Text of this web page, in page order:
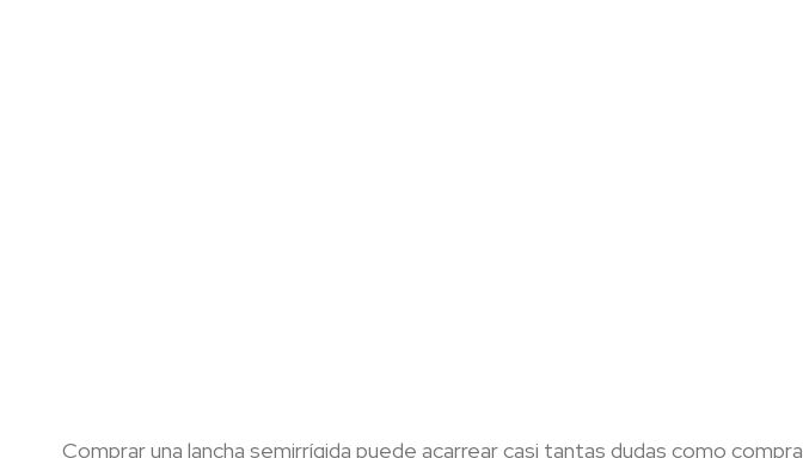
Comprar una lancha semirrígida puede acarrear casi tantas dudas como